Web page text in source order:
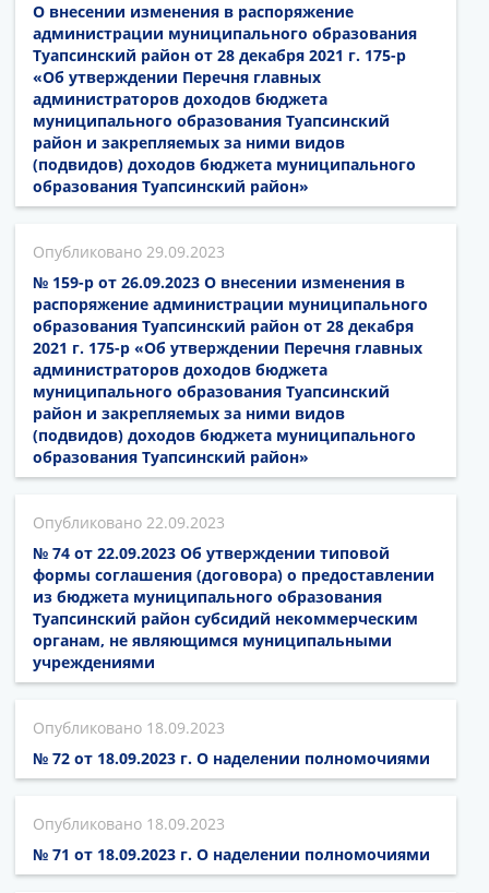
О внесении изменения в распоряжение
администрации муниципального образования
Туапсинский район от 28 декабря 2021 г. 175-р
«Об утверждении Перечня главных
администраторов доходов бюджета
муниципального образования Туапсинский
район и закрепляемых за ними видов
(подвидов) доходов бюджета муниципального
образования Туапсинский район»
29.09.2023
№ 159-р от 26.09.2023 О внесении изменения в
распоряжение администрации муниципального
образования Туапсинский район от 28 декабря
2021 г. 175-р «Об утверждении Перечня главных
администраторов доходов бюджета
муниципального образования Туапсинский
район и закрепляемых за ними видов
(подвидов) доходов бюджета муниципального
образования Туапсинский район»
22.09.2023
№ 74 от 22.09.2023 Об утверждении типовой
формы соглашения (договора) о предоставлении
из бюджета муниципального образования
Туапсинский район субсидий некоммерческим
органам, не являющимся муниципальными
учреждениями
18.09.2023
№ 72 от 18.09.2023 г. О наделении полномочиями
18.09.2023
№ 71 от 18.09.2023 г. О наделении полномочиями